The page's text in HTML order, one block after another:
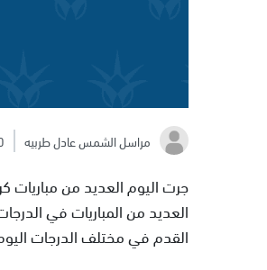
مراسل الشمس عادل طربيه
جرت اليوم العديد من مباريات
العديد من المباريات في
القدم في مختلف الدرجات